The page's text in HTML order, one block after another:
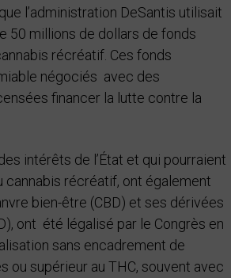
l’administration DeSantis utilisait
50 millions de dollars de fonds
récréatif. Ces fonds
négociés avec des
financer la lutte contre la
intérêts de l’État et qui pourraient
récréatif, ont également
bien-être (CBD) et ses dérivées
ont été légalisé par le Congrès en
sans encadrement de
supérieur au THC, souvent avec